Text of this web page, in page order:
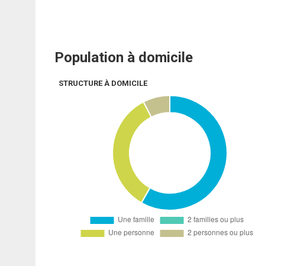
Population à domicile
STRUCTURE À DOMICILE